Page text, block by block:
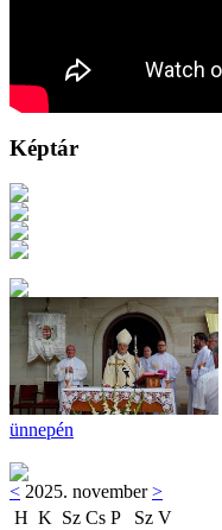
Képtár
ünnepén
< 2025. november>
H K Sz Cs P Sz V